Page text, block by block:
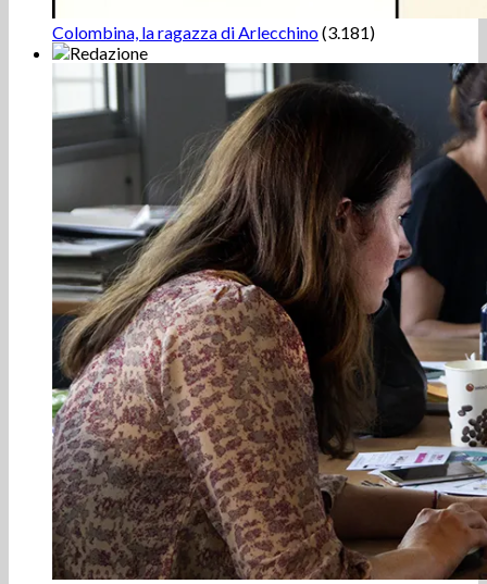
Colombina, la ragazza di Arlecchino(3.181)